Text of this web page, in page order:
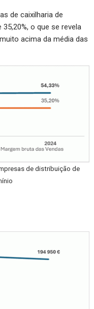
de caixilharia de
o que se revela
acima da média das
de distribuição de